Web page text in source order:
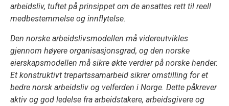
arbeidsliv, tuftet på prinsippet om de ansattes rett til reell
medbestemmelse og innflytelse.
Den norske arbeidslivsmodellen må videreutvikles
gjennom høyere organisasjonsgrad, og den norske
eierskapsmodellen må sikre økte verdier på norske hender.
Et konstruktivt trepartssamarbeid sikrer omstilling for et
bedre norsk arbeidsliv og velferden i Norge. Dette påkrever
aktiv og god ledelse fra arbeidstakere, arbeidsgivere og